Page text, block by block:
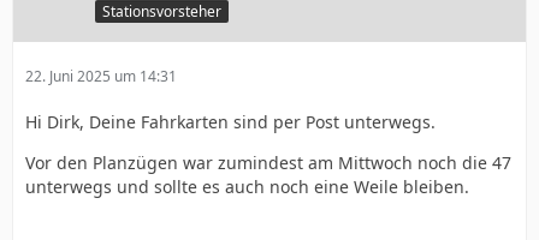
Stationsvorsteher
22. Juni 2025 um 14:31
Hi Dirk, Deine Fahrkarten sind per Post unterwegs.
Vor den Planzügen war zumindest am Mittwoch noch die 47
unterwegs und sollte es auch noch eine Weile bleiben.